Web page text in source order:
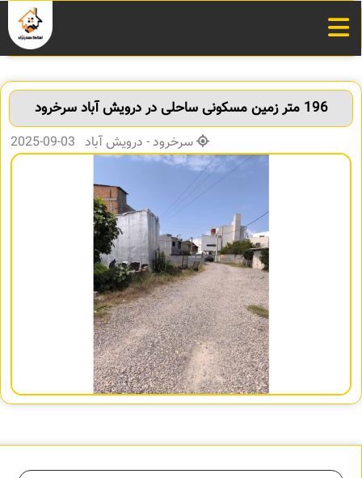
196 متر زمین مسکونی ساحلی در درویش آباد سرخرود
سرخرود - درویش آباد 03-09-2025